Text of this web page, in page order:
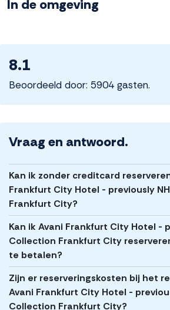
In de omgeving
8.1
Beoordeeld door: 5904 gasten.
Vraag en antwoord.
Kan ik zonder creditcard
Frankfurt City Hotel - previously
Frankfurt City?
Kan ik Avani Frankfurt City Hotel -
Collection Frankfurt City
te betalen?
Zijn er reserveringskosten bij het
Avani Frankfurt City Hotel -
Collection Frankfurt City?